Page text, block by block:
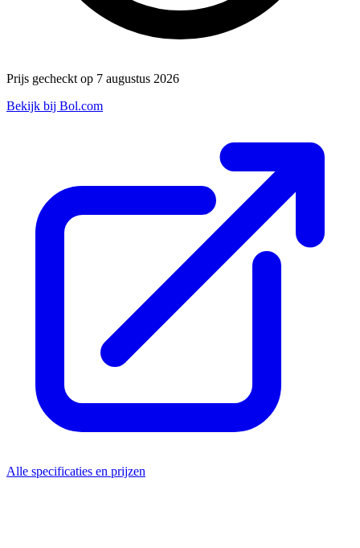
Prijs gecheckt op 7 augustus 2026
Bekijk bij Bol.com
Alle specificaties en prijzen